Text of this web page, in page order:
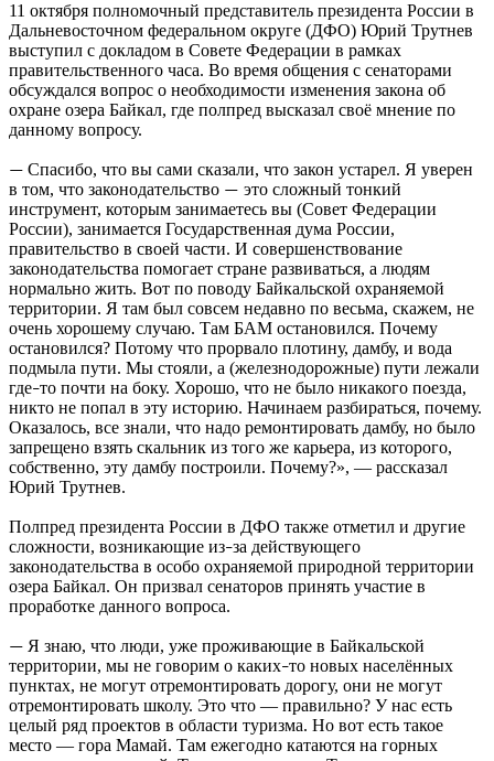
11 октября полномочный представитель президента России в
Дальневосточном федеральном округе (ДФО) Юрий Трутнев
выступил с докладом в Совете Федерации в рамках
правительственного часа. Во время общения с сенаторами
обсуждался вопрос о необходимости изменения закона об
охране озера Байкал, где полпред высказал своё мнение по
данному вопросу.
— Спасибо, что вы сами сказали, что закон устарел. Я уверен
в том, что законодательство — это сложный тонкий
инструмент, которым занимаетесь вы (Совет Федерации
России), занимается Государственная дума России,
правительство в своей части. И совершенствование
законодательства помогает стране развиваться, а людям
нормально жить. Вот по поводу Байкальской охраняемой
территории. Я там был совсем недавно по весьма, скажем, не
очень хорошему случаю. Там БАМ остановился. Почему
остановился? Потому что прорвало плотину, дамбу, и вода
подмыла пути. Мы стояли, а (железнодорожные) пути лежали
где–то почти на боку. Хорошо, что не было никакого поезда,
никто не попал в эту историю. Начинаем разбираться, почему.
Оказалось, все знали, что надо ремонтировать дамбу, но было
запрещено взять скальник из того же карьера, из которого,
собственно, эту дамбу построили. Почему?», — рассказал
Юрий Трутнев.
Полпред президента России в ДФО также отметил и другие
сложности, возникающие из–за действующего
законодательства в особо охраняемой природной территории
озера Байкал. Он призвал сенаторов принять участие в
проработке данного вопроса.
— Я знаю, что люди, уже проживающие в Байкальской
территории, мы не говорим о каких–то новых населённых
пунктах, не могут отремонтировать дорогу, они не могут
отремонтировать школу. Это что — правильно? У нас есть
целый ряд проектов в области туризма. Но вот есть такое
место — гора Мамай. Там ежегодно катаются на горных